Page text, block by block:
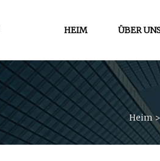
HEIM ÜBER
Heim>